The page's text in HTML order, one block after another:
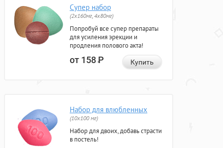
Супер набор
(2х160мг, 4х80мг)
Попробуй все супер препараты
для усиления эрекции и
продления полового акта!
от 158Р Купить
Набор для влюбленных
(10х100 мг)
Набор для двоих, добавь страсти
в постель!